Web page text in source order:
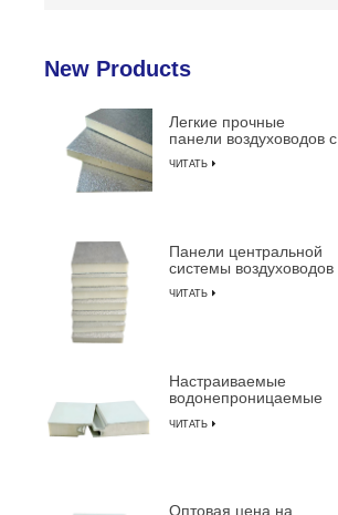
New Products
Легкие прочные
панели воздуховодов с
пенополиуретана
ЧИТАТЬ
Панели центральной
системы воздуховодов
изоляцией из
ЧИТАТЬ
Настраиваемые
водонепроницаемые
изолированные
ЧИТАТЬ
Оптовая цена на